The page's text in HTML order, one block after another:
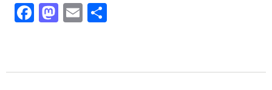
Facebook
Mastodon
Email